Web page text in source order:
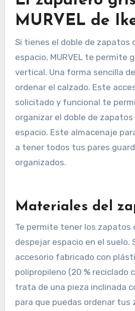
MURVEL de
Si tienes el doble de zapatos
espacio, MURVEL te permite
vertical. Una forma sencilla
ordenar el calzado. Este
solicitado y funcional te
organizar el doble de zapatos
espacio. Este almacenaje
a tener todos tus pares
organizados.
Materiales del
Te permite tener los zapatos
despejar espacio en el suelo.
accesorio fabricado con
polipropileno (20 % reciclado
trata de una pieza inclinada
para que puedas ordenar tus